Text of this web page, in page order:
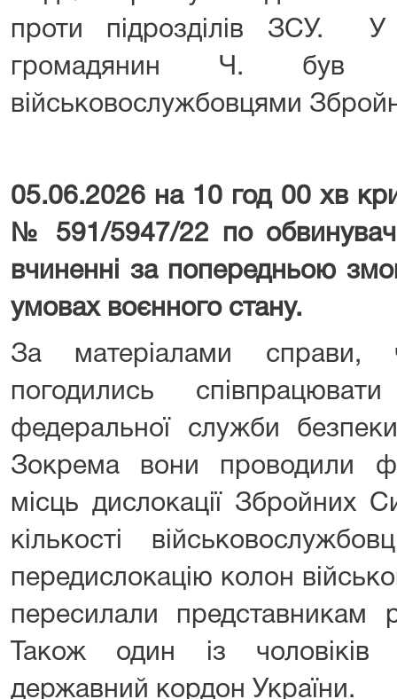
проти підрозділів ЗСУ.
громадянин Ч. був
військовослужбовцями
05.06.2026 на 10 год 00 хв
№ 591/5947/22 по
вчиненні за попередньою
умовах воєнного стану.
За матеріалами справи,
погодились
федеральної служби безпеки
Зокрема вони проводили
місць дислокації Збройних
кількості
передислокацію колон
пересилали представникам
Також один із чоловіків
державний кордон України.